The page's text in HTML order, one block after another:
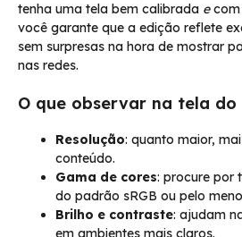
tenha uma tela bem calibrada ecom
você garante que a edição reflete
sem surpresas na hora de mostrar
nas redes.
O que observar na tela
Resolução: quanto maior,
conteúdo.
Gama de cores: procure por
do padrão sRGB ou pelo
Brilho e contraste: ajudam
em ambientes mais claros.